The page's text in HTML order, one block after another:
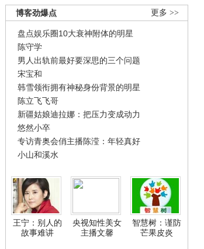
更多 >>
博客劲爆点
盘点娱乐圈10大衰神附体的明星
陈守学
男人出轨前最好要深思的三个问题
宋宝和
韩雪领衔拥有神秘身份背景的明星
陈立飞飞哥
新疆姑娘迪拉娜：把压力变成动力
悠然小卒
专访青奥会俏主播陈滢：年轻真好
小山和溪水
王宁：别人的
故事难讲
央视知性美女
主播文馨
智慧树：谨防
芒果皮炎